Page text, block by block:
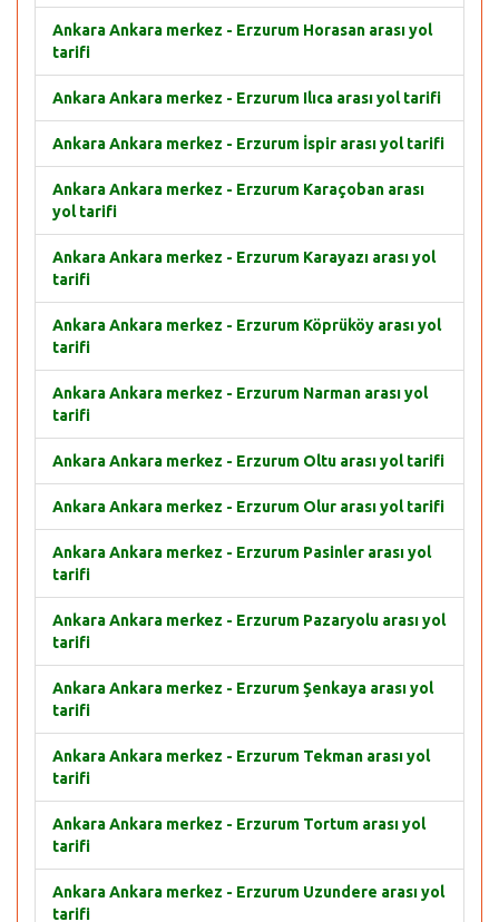
Ankara Ankara merkez - Erzurum Horasan arası yol
tarifi
Ankara Ankara merkez - Erzurum Ilıca arası yol tarifi
Ankara Ankara merkez - Erzurum İspir arası yol tarifi
Ankara Ankara merkez - Erzurum Karaçoban arası
yol tarifi
Ankara Ankara merkez - Erzurum Karayazı arası yol
tarifi
Ankara Ankara merkez - Erzurum Köprüköy arası yol
tarifi
Ankara Ankara merkez - Erzurum Narman arası yol
tarifi
Ankara Ankara merkez - Erzurum Oltu arası yol tarifi
Ankara Ankara merkez - Erzurum Olur arası yol tarifi
Ankara Ankara merkez - Erzurum Pasinler arası yol
tarifi
Ankara Ankara merkez - Erzurum Pazaryolu arası yol
tarifi
Ankara Ankara merkez - Erzurum Şenkaya arası yol
tarifi
Ankara Ankara merkez - Erzurum Tekman arası yol
tarifi
Ankara Ankara merkez - Erzurum Tortum arası yol
tarifi
Ankara Ankara merkez - Erzurum Uzundere arası yol
tarifi